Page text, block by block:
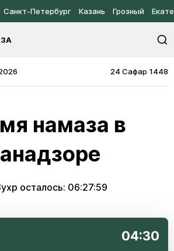
Санкт-Петербург Казань Грозный
24 Сафар 1448
намаза в
осталось: 06:27:59
04:30